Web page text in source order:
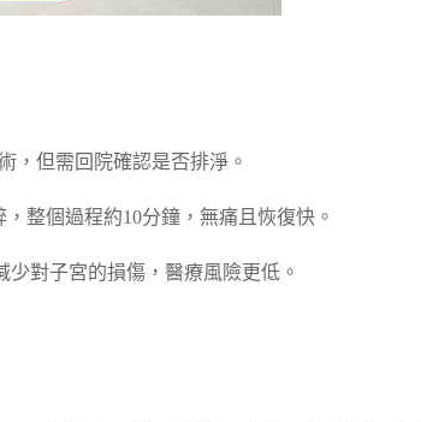
，但需回院確認是否排淨。
整個過程約10分鐘，無痛且恢復快。
對子宮的損傷，醫療風險更低。